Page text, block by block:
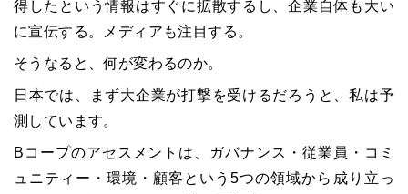
得したという情報はすぐに拡散するし、企業自体も大い
に宣伝する。メディアも注目する。
そうなると、何が変わるのか。
日本では、まず大企業が打撃を受けるだろうと、私は予
測しています。
Bコープのアセスメントは、ガバナンス・従業員・コミ
ュニティー・環境・顧客という5つの領域から成り立っ